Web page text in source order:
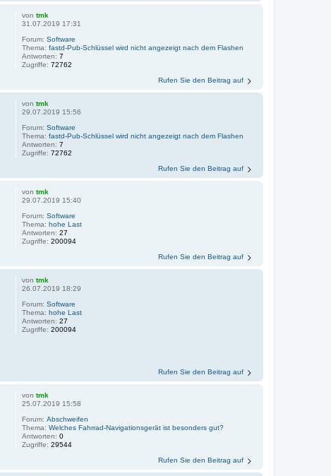
vontmk
31.07.2019 17:31
Forum:Software
Thema:fastd-Pub-Schlüssel wird nicht angezeigt nach dem Flashen
Antworten:7
Zugriffe:72762
Rufen Sie den Beitrag auf
vontmk
29.07.2019 15:56
Forum:Software
Thema:fastd-Pub-Schlüssel wird nicht angezeigt nach dem Flashen
Antworten:7
Zugriffe:72762
Rufen Sie den Beitrag auf
vontmk
29.07.2019 15:40
Forum:Software
Thema:hohe Last
Antworten:27
Zugriffe:200094
Rufen Sie den Beitrag auf
vontmk
26.07.2019 18:29
Forum:Software
Thema:hohe Last
Antworten:27
Zugriffe:200094
Rufen Sie den Beitrag auf
vontmk
25.07.2019 15:58
Forum:Abschweifen
Thema:Welches Fahrrad-Navigationsgerät ist besonders gut?
Antworten:0
Zugriffe:29544
Rufen Sie den Beitrag auf